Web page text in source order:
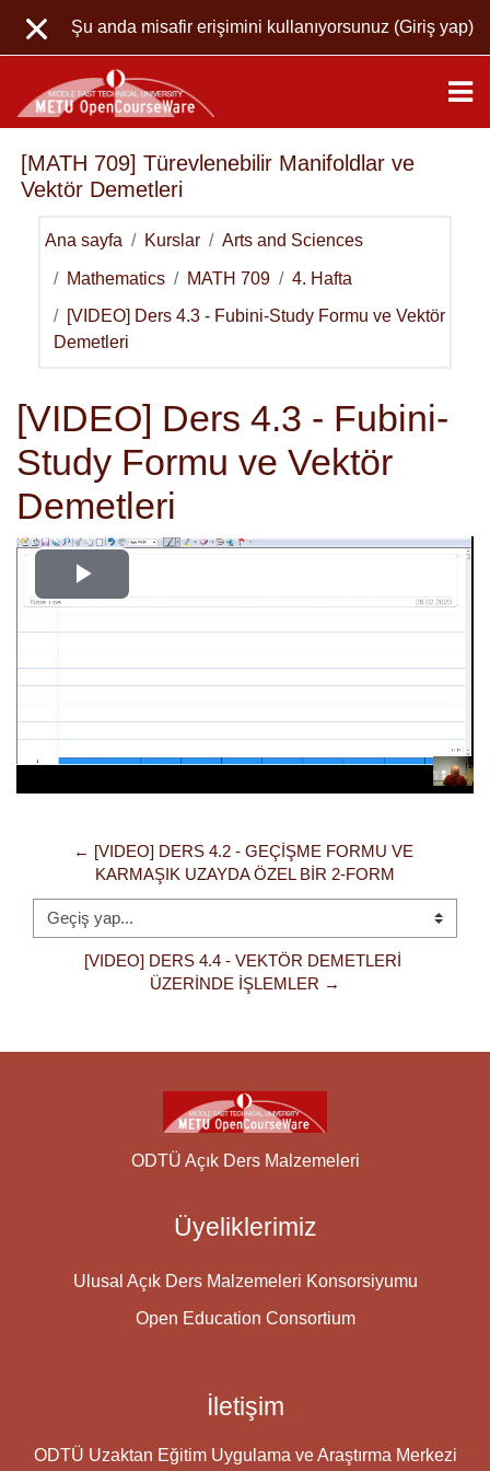
Şu anda misafir erişimini kullanıyorsunuz (Giriş yap)
[MATH 709] Türevlenebilir Manifoldlar ve
Vektör Demetleri
Ana sayfa Kurslar Arts and Sciences
Mathematics MATH 709 4. Hafta
[VIDEO] Ders 4.3 - Fubini-Study Formu ve Vektör
Demetleri
[VIDEO] Ders 4.3 - Fubini-
Study Formu ve Vektör
Demetleri
Videoyu
← [VIDEO] DERS 4.2 - GEÇIŞME FORMU VE
KARMAŞIK UZAYDA ÖZEL BIR 2-FORM
Geçiş yap...
[VIDEO] DERS 4.4 - VEKTÖR DEMETLERI
ÜZERINDE İŞLEMLER →
ODTÜ Açık Ders Malzemeleri
Üyeliklerimiz
Ulusal Açık Ders Malzemeleri Konsorsiyumu
Open Education Consortium
İletişim
ODTÜ Uzaktan Eğitim Uygulama ve Araştırma Merkezi